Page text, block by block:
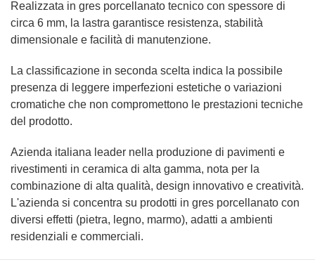
Realizzata in gres porcellanato tecnico con spessore di
circa 6 mm, la lastra garantisce resistenza, stabilità
dimensionale e facilità di manutenzione.
La classificazione in seconda scelta indica la possibile
presenza di leggere imperfezioni estetiche o variazioni
cromatiche che non compromettono le prestazioni tecniche
del prodotto.
Azienda italiana leader nella produzione di pavimenti e
rivestimenti in ceramica di alta gamma, nota per la
combinazione di alta qualità, design innovativo e creatività.
L'azienda si concentra su prodotti in gres porcellanato con
diversi effetti (pietra, legno, marmo), adatti a ambienti
residenziali e commerciali.